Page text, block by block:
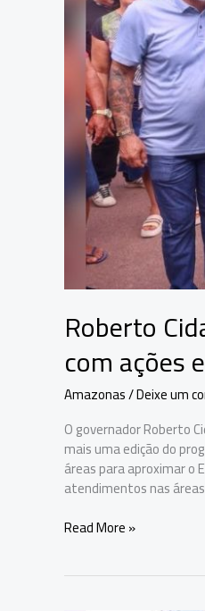
Roberto
com ações
Amazonas/Deixe um
O governador Roberto
mais uma edição do
áreas para aproximar o
atendimentos nas
Roberto
Read More »